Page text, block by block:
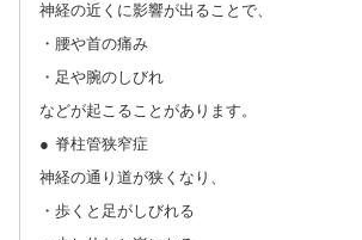
神経の近くに影響が出ることで、
・腰や首の痛み
・足や腕のしびれ
などが起こることがあります。
● 脊柱管狭窄症
神経の通り道が狭くなり、
・歩くと足がしびれる